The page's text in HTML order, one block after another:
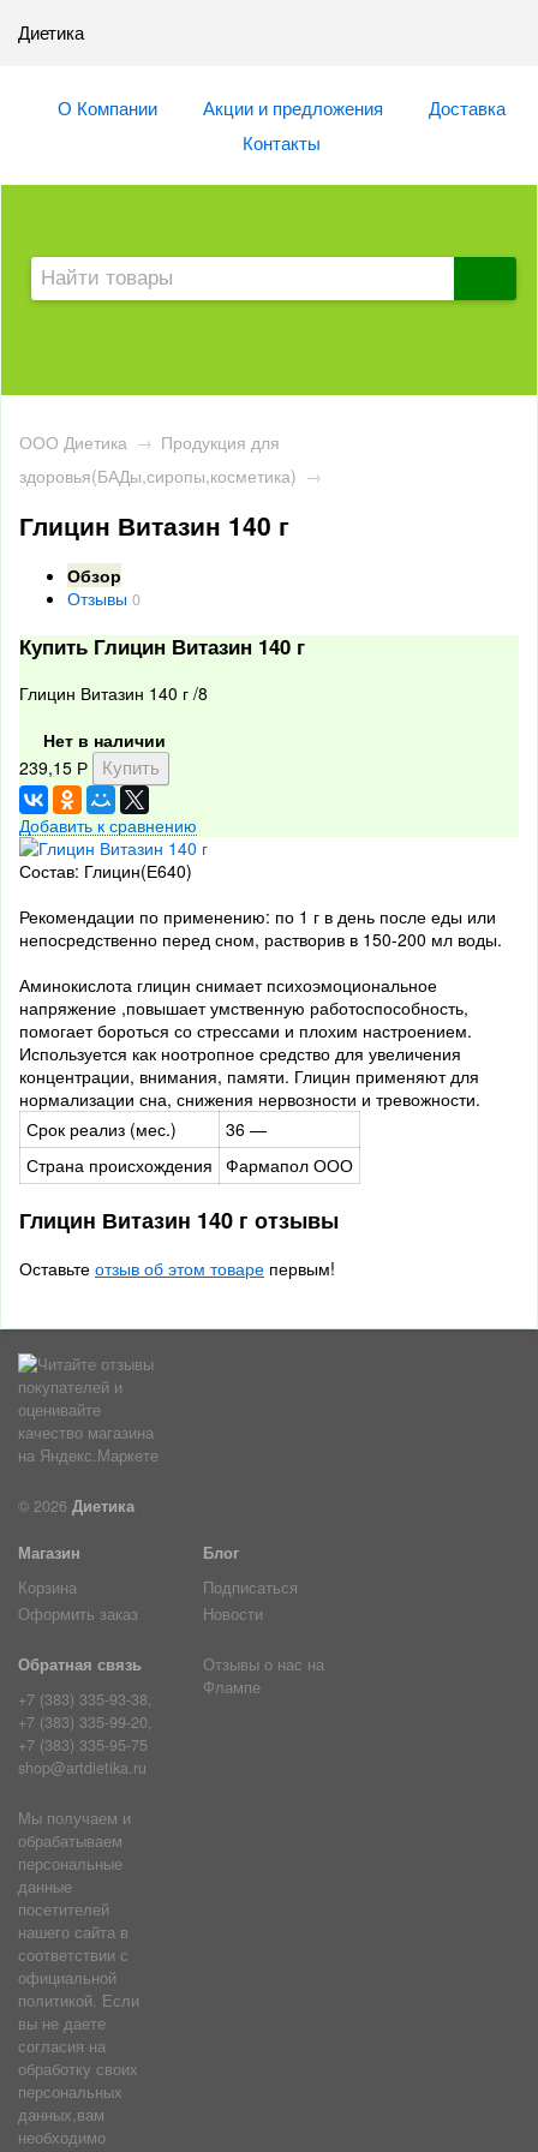
Диетика
О Компании Акции и предложения
Доставка
Контакты
ООО Диетика → Продукция для
здоровья(БАДы,сиропы,косметика) →
Глицин Витазин 140 г
Обзор
Отзывы 0
Купить Глицин Витазин 140 г
Глицин Витазин 140 г /8
Нет в наличии
239,15 Р
Добавить к сравнению
Состав: Глицин(Е640)
Рекомендации по применению: по 1 г в день после еды или
непосредственно перед сном, растворив в 150-200 мл воды.
Аминокислота глицин снимает психоэмоциональное
напряжение ,повышает умственную работоспособность,
помогает бороться со стрессами и плохим настроением.
Используется как ноотропное средство для увеличения
концентрации, внимания, памяти. Глицин применяют для
нормализации сна, снижения нервозности и тревожности.
Срок реализ (мес.)
36 —
Страна происхождения Фармапол ООО
Глицин Витазин 140 г отзывы
Оставьте отзыв об этом товаре первым!
© 2026 Диетика
Магазин
Корзина
Оформить заказ
Блог
Подписаться
Новости
Обратная связь
+7 (383) 335-93-38,
+7 (383) 335-99-20,
+7 (383) 335-95-75
shop@artdietika.ru
Отзывы о нас на
Флампе
Мы получаем и
обрабатываем
персональные
данные
посетителей
нашего сайта в
соответствии с
официальной
политикой. Если
вы не даете
согласия на
обработку своих
персональных
данных,вам
необходимо